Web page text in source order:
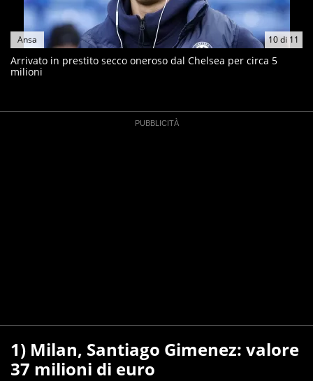
10di 11
Ansa
Arrivato in prestito secco oneroso dal Chelsea per circa 5
milioni
1) Milan, Santiago Gimenez: valore
37 milioni di euro